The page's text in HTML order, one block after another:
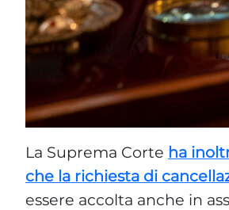
La Suprema Corte ha
che la richiesta di
essere accolta anche in